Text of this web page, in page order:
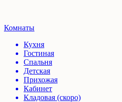
Комнаты
Кухня
Гостиная
Спальня
Детская
Прихожая
Кабинет
Кладовая (скоро)